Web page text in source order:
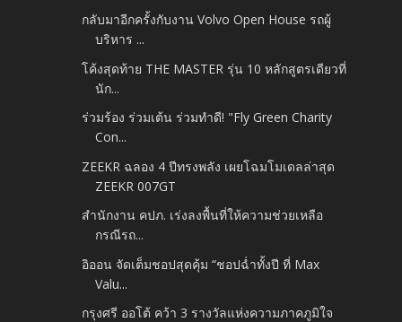
กลับมาอีกครั้งกับงาน Volvo Open House รถผู้
บริหาร ...
โค้งสุดท้าย THE MASTER รุ่น 10 หลักสูตรเดียวที่
นัก...
ร่วมร้อง ร่วมเต้น ร่วมทำดี! "Fly Green Charity
Con...
ZEEKR ฉลอง 4 ปีทรงพลัง เผยโฉมโมเดลล่าสุด
ZEEKR 007GT
สำนักงาน คปภ. เร่งลงพื้นที่ให้ความช่วยเหลือ
กรณีรถ...
อิออน จัดเต็มชอปสุดคุ้ม “ชอปฉ่ำทั้งปี ที่ Max
Valu...
กรุงศรี ออโต้ คว้า 3 รางวัลแห่งความภาคภูมิใจ